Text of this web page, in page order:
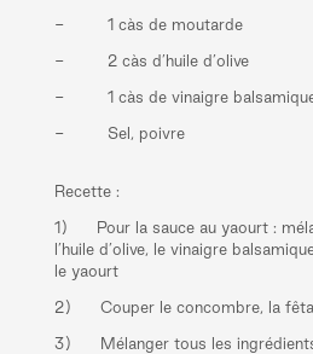
- 1 càs de moutarde
- 2 càs d’huile d’olive
- 1 càs de vinaigre
- Sel, poivre
Recette :
1) Pour la sauce au yaourt :
l’huile d’olive, le vinaigre
le yaourt
2) Couper le concombre, la fêta
3) Mélanger tous les ingrédients